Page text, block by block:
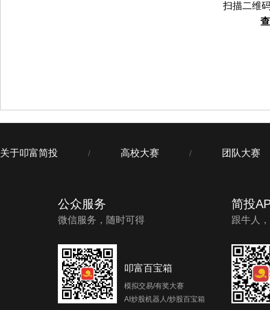
扫描二维
关于叩富简投 / 高校大赛 / 团队大赛
公众服务
微信服务，随时可得
叩富百宝箱
模拟交易/有奖大赛
AI炒股机器人/炒股百宝箱
简投
跟牛人